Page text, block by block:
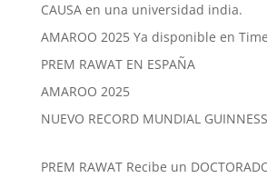
CAUSA en una universidad india.
AMAROO 2025 Ya disponible en
PREM RAWAT EN ESPAÑA
AMAROO 2025
NUEVO RECORD MUNDIAL GUINNESS
PREM RAWAT Recibe un